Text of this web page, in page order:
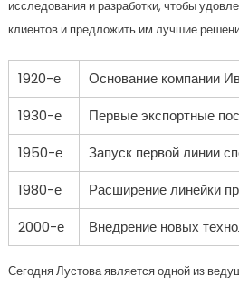
исследования и разработки, чтобы
клиентов и предложить им лучшие
1920-е
Основание компании
1930-е
Первые экспортные
1950-е
Запуск первой линии
1980-е
Расширение линейки
2000-е
Внедрение новых
Сегодня Лустова является одной из